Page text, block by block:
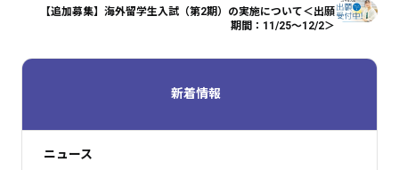
【追加募集】海外留学生入試（第2期）の実施について＜出願
期間：11/25～12/2＞
新着情報
ニュース